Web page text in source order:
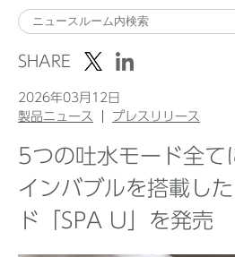
ニ
ュ
Top
企業ニュース
SHARE
2026年03月12日
製品ニュース
プレスリリース
5つの吐水モード全て
インバブルを搭載し
ド「SPA U」を発売